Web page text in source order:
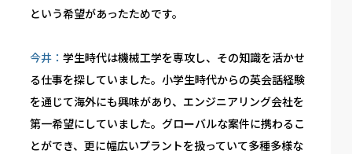
という希望があったためです。
今井：学生時代は機械工学を専攻し、その知識を活かせ
る仕事を探していました。小学生時代からの英会話経験
を通じて海外にも興味があり、エンジニアリング会社を
第一希望にしていました。グローバルな案件に携わるこ
とができ、更に幅広いプラントを扱っていて多種多様な